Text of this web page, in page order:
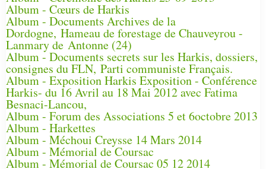
Album - Cœurs de Harkis
Album - Documents Archives de la
Dordogne, Hameau de forestage de Chauveyrou -
Lanmary de Antonne (24)
Album - Documents secrets sur les Harkis, dossiers,
consignes du FLN, Parti communiste Français.
Album - Exposition Harkis Exposition - Conférence
Harkis- du 16 Avril au 18 Mai 2012 avec Fatima
Besnaci-Lancou,
Album - Forum des Associations 5 et 6octobre 2013
Album - Harkettes
Album - Méchoui Creysse 14 Mars 2014
Album - Mémorial de Coursac
Album - Mémorial de Coursac 05 12 2014